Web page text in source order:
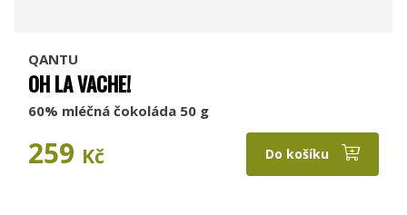
QANTU
OH LA VACHE!
60% mléčná čokoláda 50 g
259 Kč Do košíku